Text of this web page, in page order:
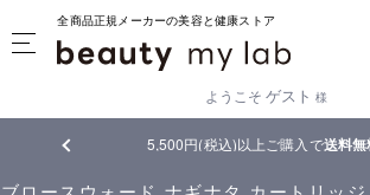
全商品正規メーカーの美容と健康ストア
ようこそ ゲスト 様
5,500円(税込)以上ご購入で送料無料!